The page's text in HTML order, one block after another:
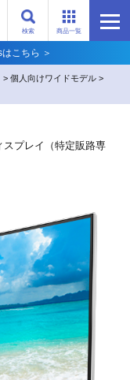
検索 商品一覧
こちら ＞
>個人向けワイドモデル >
プレイ（特定販路専